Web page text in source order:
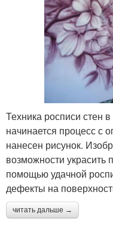
Техника росписи стен
начинается процесс с
нанесен рисунок.
возможности украсить
помощью удачной
дефекты на
читать дальше →